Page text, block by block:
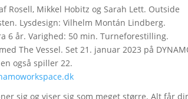
Rosell, Mikkel Hobitz og Sarah Lett. Outside
Lysdesign: Vilhelm Montán Lindberg.
6 år. Varighed: 50 min. Turneforestilling.
The Vessel. Set 21. januar 2023 på
også spiller 22.
sig og viser sig som meget større. Alt får